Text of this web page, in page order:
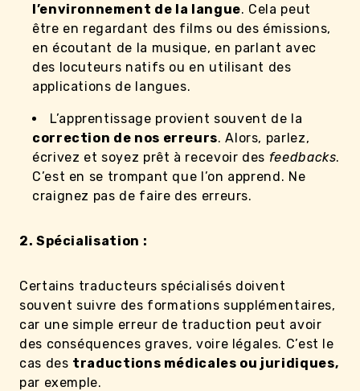
l’environnement de la langue. Cela peut
être en regardant des films ou des émissions,
en écoutant de la musique, en parlant avec
des locuteurs natifs ou en utilisant des
applications de langues.
L’apprentissage provient souvent de la
correction de nos erreurs. Alors, parlez,
écrivez et soyez prêt à recevoir des feedbacks.
C’est en se trompant que l’on apprend. Ne
craignez pas de faire des erreurs.
2. Spécialisation :
Certains traducteurs spécialisés doivent
souvent suivre des formations supplémentaires,
car une simple erreur de traduction peut avoir
des conséquences graves, voire légales. C’est le
cas des traductions médicales ou juridiques,
par exemple.